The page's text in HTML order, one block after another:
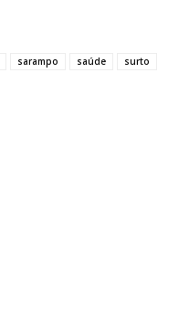
sarampo saúde surto